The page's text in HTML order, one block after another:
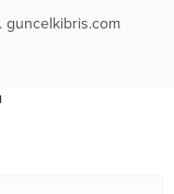
guncelkibris.com